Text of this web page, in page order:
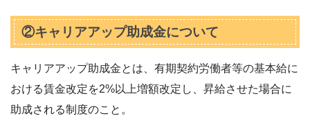
②キャリアアップ助成金について
キャリアアップ助成金とは、有期契約労働者等の基本給に
おける賃金改定を2%以上増額改定し、昇給させた場合に
助成される制度のこと。